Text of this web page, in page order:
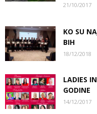
21/10/2017
KO SU
BIH
18/12/2018
LADIES
GODINE
14/12/2017